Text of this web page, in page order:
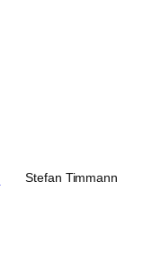
Stefan Timmann